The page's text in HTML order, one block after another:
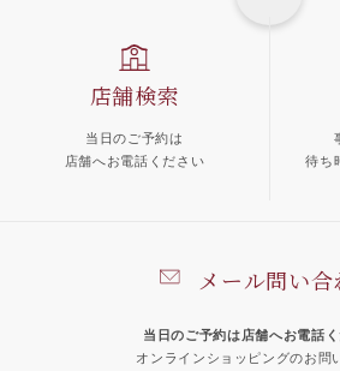
メール問い合
当日のご予約は店舗へお電話く
オンラインショッピングのお問
店舗検索
当日のご予約は
店舗へお電話ください
待ち